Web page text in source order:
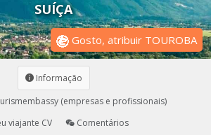
SUÍÇA
Gosto, atribuir TOUROBA
Informação
(empresas e profissionais)
viajante CV
Comentários